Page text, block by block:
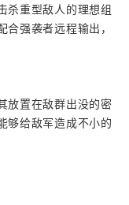
杀重型敌人的理想组
强袭者远程输出，
放置在敌群出没的密
够给敌军造成不小的